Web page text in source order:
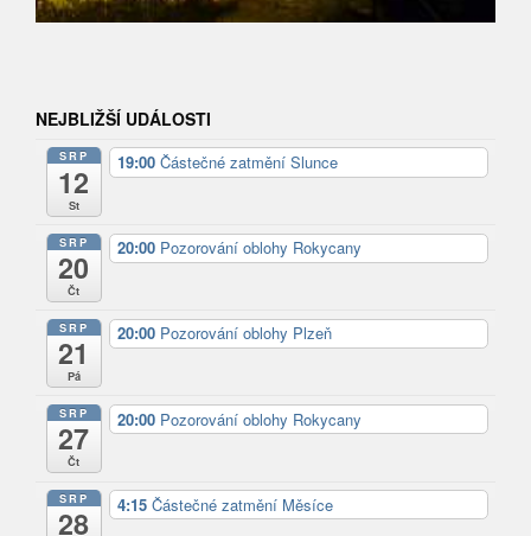
NEJBLIŽŠÍ UDÁLOSTI
SRP
12
St
19:00 Částečné zatmění Slunce
SRP
20
Čt
20:00 Pozorování oblohy Rokycany
SRP
21
Pá
20:00 Pozorování oblohy Plzeň
SRP
27
Čt
20:00 Pozorování oblohy Rokycany
SRP
28
4:15 Částečné zatmění Měsíce